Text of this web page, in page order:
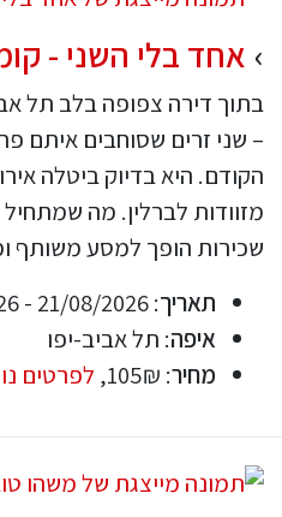
אחד בלי השני -
בתוך דירה צפופה בלב תל
– שני זרים שסוחבים איתם
הקודם. היא בדיוק ביטלה
מזוודות לברלין. מה
שכירות הופך למסע משותף
תאריך: 21/08/2026 - 22/08/2026
איפה: תל אביב-יפו
מחיר: 105₪, לפרטים